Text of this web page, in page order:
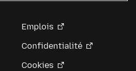
Emplois
Confidentialité
Cookies